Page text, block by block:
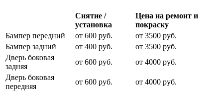
Снятие /
установка
Цена на ремонт и
покраску
Бампер передний
от 600 руб.
от 3500 руб.
Бампер задний
от 400 руб.
от 3500 руб.
Дверь боковая
задняя
от 600 руб.
от 4000 руб.
Дверь боковая
передняя
от 600 руб.
от 4000 руб.